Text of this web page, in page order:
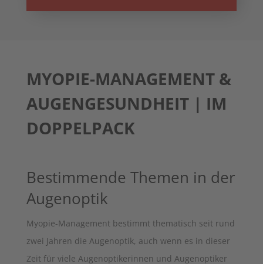
MYOPIE-MANAGEMENT &
AUGENGESUNDHEIT | IM
DOPPELPACK
Bestimmende Themen in der
Augenoptik
Myopie-Management bestimmt thematisch seit rund
zwei Jahren die Augenoptik, auch wenn es in dieser
Zeit für viele Augenoptikerinnen und Augenoptiker